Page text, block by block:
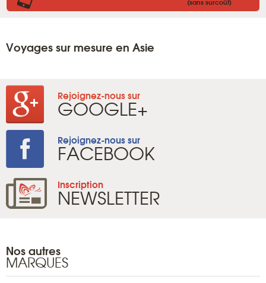
Voyages sur mesure en Asie
Rejoignez-nous sur
GOOGLE+
Rejoignez-nous sur
FACEBOOK
Inscription
NEWSLETTER
Nos autres
MARQUES